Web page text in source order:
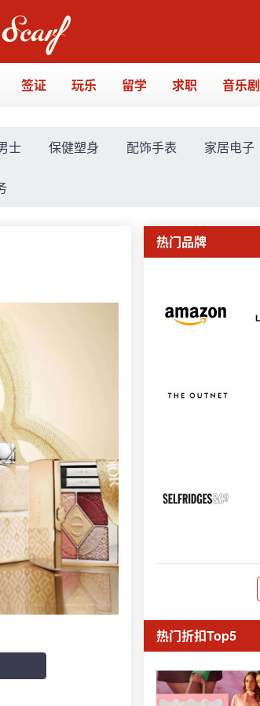
签证 玩乐 留学 求职 音乐剧
士 保健塑身 配饰手表 家居电子
热门品牌
热门折扣Top5